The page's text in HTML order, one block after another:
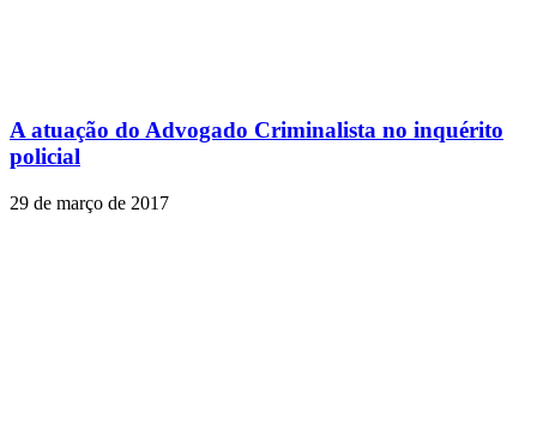
A atuação do Advogado Criminalista no inquérito
policial
29 de março de 2017